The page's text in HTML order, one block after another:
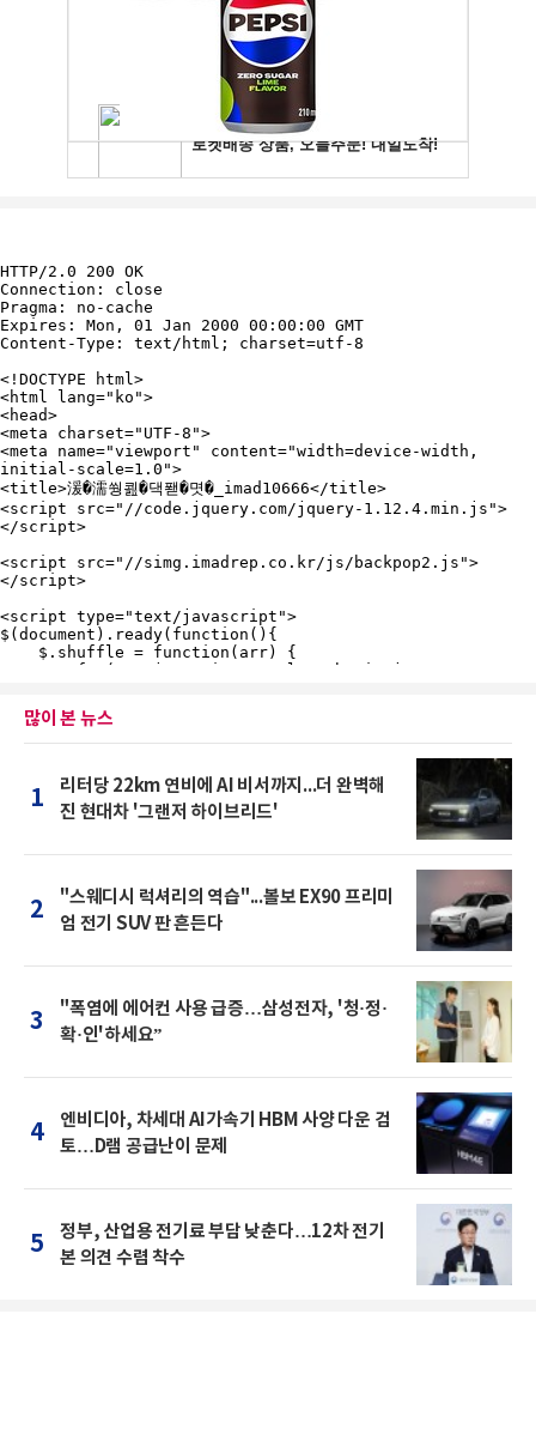
많이 본 뉴스
1
리터당 22km 연비에 AI 비서까지...더 완벽해
진 현대차 '그랜저 하이브리드'
2
"스웨디시 럭셔리의 역습"...볼보 EX90 프리미
엄 전기 SUV 판 흔든다
3
"폭염에 에어컨 사용 급증…삼성전자, '청·정·
확·인'하세요”
4
엔비디아, 차세대 AI가속기 HBM 사양 다운 검
토…D램 공급난이 문제
5
정부, 산업용 전기료 부담 낮춘다…12차 전기
본 의견 수렴 착수